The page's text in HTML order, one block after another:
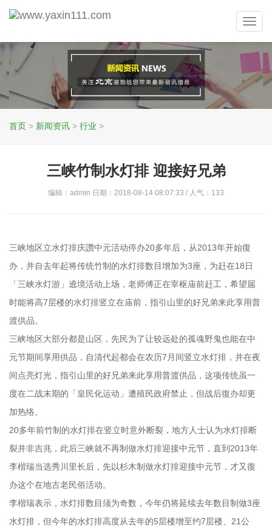
首页 > 新闻资讯 > 行业 >
三峡竹制水灯排 迎接好兄弟
编辑：admin 日期：2018-08-14 08:07:33 / 人气： 133
三峡地区立水灯排庆讚中元活动停办20多年后，从2013年开始復
办，并自去年起将传统竹制的水灯排数目增加为3座，为赶在18日
「三峡水灯游」遶境活动上场，老师傅正在宰枢庙前赶工，希望届
时能将高7层楼的水灯排竖立在庙前，指引山里的好兄弟来此享用普
渡供品。
三峡地区大部分都是山区，先民为了让较远处的孤魂野鬼也能在中
元节期间享用供品，自清代起都会在农历7月间竖立水灯排，并在夜
间点亮灯光，指引山里的好兄弟来此享用普渡供品，这项传统虽一
度在二战末期的「皇民化运动」遭殖民政府禁止，但战后復办却更
加热络。
20多年前竹制的水灯排在竖立时意外断裂，地方人士认为水灯排断
裂并非吉兆，此后三峡就不再制做水灯排迎接中元节，直到2013年
李楷瑞当选秀川里长后，先以杉木制做水灯排迎接中元节，才又復
办这个在地古老民俗活动。
李楷瑞表示，水灯排数目须为奇数，今年仍将延续去年数目制做3座
水灯排，但今年的水灯排高度从去年的5层楼增至约7层楼、21公